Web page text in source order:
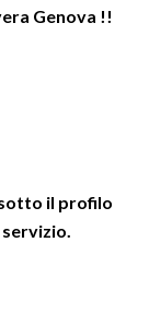
Genova !!
il profilo